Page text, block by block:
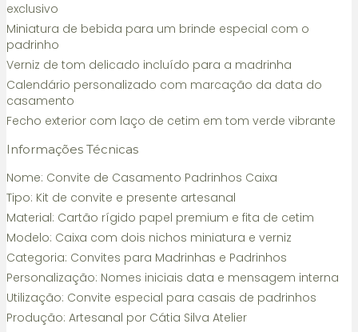
exclusivo
Miniatura de bebida para um brinde especial com o
padrinho
Verniz de tom delicado incluído para a madrinha
Calendário personalizado com marcação da data do
casamento
Fecho exterior com laço de cetim em tom verde vibrante
Informações Técnicas
Nome: Convite de Casamento Padrinhos Caixa
Tipo: Kit de convite e presente artesanal
Material: Cartão rígido papel premium e fita de cetim
Modelo: Caixa com dois nichos miniatura e verniz
Categoria: Convites para Madrinhas e Padrinhos
Personalização: Nomes iniciais data e mensagem interna
Utilização: Convite especial para casais de padrinhos
Produção: Artesanal por Cátia Silva Atelier